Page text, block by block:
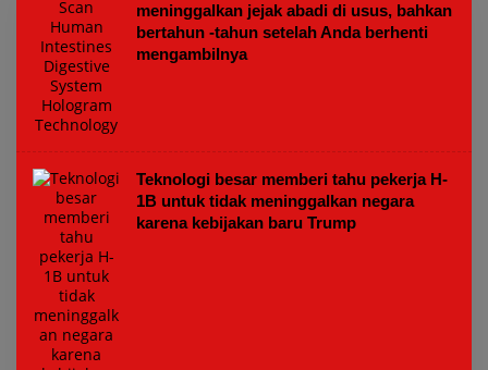
meninggalkan jejak abadi di usus, bahkan
bertahun -tahun setelah Anda berhenti
mengambilnya
Teknologi besar memberi tahu pekerja H-
1B untuk tidak meninggalkan negara
karena kebijakan baru Trump